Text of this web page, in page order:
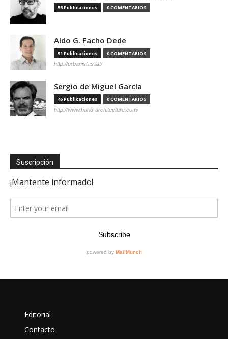
56 Publicaciones 0 COMENTARIOS
Aldo G. Facho Dede
51 Publicaciones 0 COMENTARIOS
http://urbanistas.lat/
Sergio de Miguel García
46 Publicaciones 0 COMENTARIOS
http://www.hand-architecture.com/
Suscripción
Editorial
Contacto